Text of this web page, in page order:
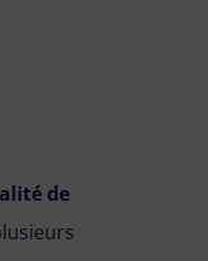
de